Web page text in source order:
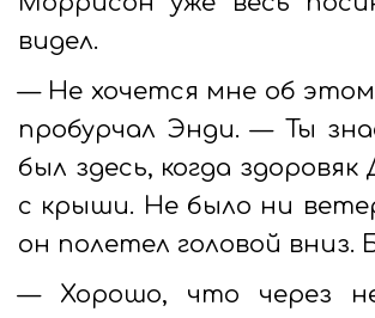
видел.
— Не хочется мне об
пробурчал Энди. — Ты
был здесь, когда здоровяк
с крыши. Не было ни
он полетел головой вниз.
— Хорошо, что через